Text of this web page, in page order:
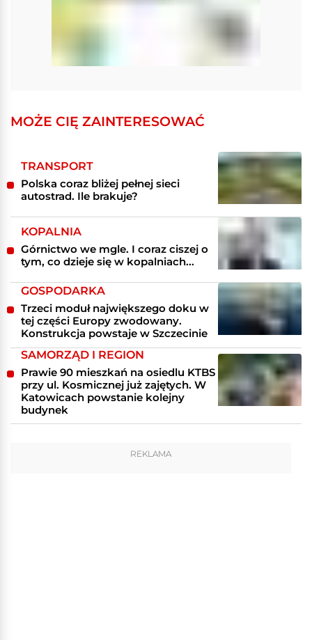
MOŻE CIĘ ZAINTERESOWAĆ
TRANSPORT
Polska coraz bliżej pełnej sieci
autostrad. Ile brakuje?
KOPALNIA
Górnictwo we mgle. I coraz ciszej o
tym, co dzieje się w kopalniach...
GOSPODARKA
Trzeci moduł największego doku w
tej części Europy zwodowany.
Konstrukcja powstaje w Szczecinie
SAMORZĄD I REGION
Prawie 90 mieszkań na osiedlu KTBS
przy ul. Kosmicznej już zajętych. W
Katowicach powstanie kolejny
budynek
REKLAMA